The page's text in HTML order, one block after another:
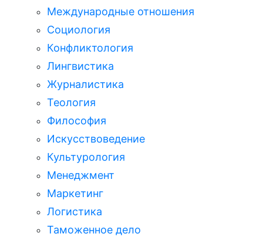
Международные отношения
Социология
Конфликтология
Лингвистика
Журналистика
Теология
Философия
Искусствоведение
Культурология
Менеджмент
Маркетинг
Логистика
Таможенное дело